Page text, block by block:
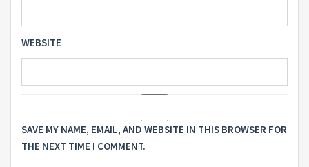
WEBSITE
SAVE MY NAME, EMAIL, AND WEBSITE IN THIS BROWSER FOR
THE NEXT TIME I COMMENT.